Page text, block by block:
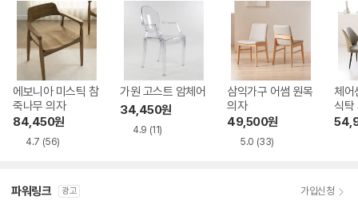
에보니아 미스틱 참
죽나무 의자
84,450원
4.7 (56)
가원 고스트 암체어
34,450원
4.9 (11)
삼익가구 어썸 원목
의자
49,500원
5.0 (33)
체어
식탁
파워링크 광고 가입신청